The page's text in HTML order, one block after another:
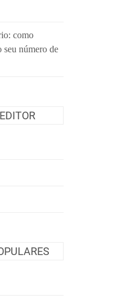
como
número de